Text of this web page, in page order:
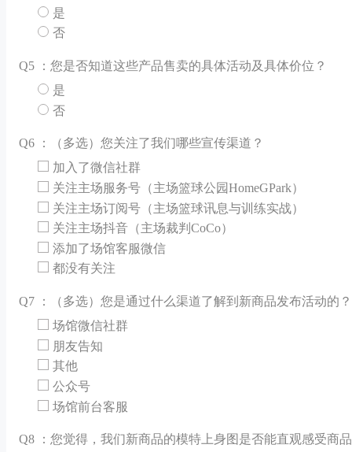
是
否
Q5 ：您是否知道这些产品售卖的具体活动及具体价位？
是
否
Q6 ：（多选）您关注了我们哪些宣传渠道？
加入了微信社群
关注主场服务号（主场篮球公园HomeGPark）
关注主场订阅号（主场篮球讯息与训练实战）
关注主场抖音（主场裁判CoCo）
添加了场馆客服微信
都没有关注
Q7 ：（多选）您是通过什么渠道了解到新商品发布活动的？
场馆微信社群
朋友告知
其他
公众号
场馆前台客服
Q8 ：您觉得，我们新商品的模特上身图是否能直观感受商